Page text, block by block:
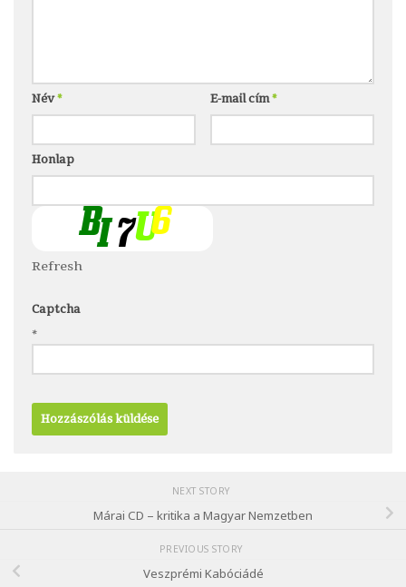
Név* E-mail cím*
Honlap
Refresh
Captcha
*
NEXT STORY
Márai CD – kritika a Magyar Nemzetben
PREVIOUS STORY
Veszprémi Kabóciádé